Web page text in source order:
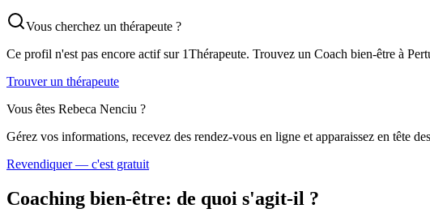
Vous cherchez un thérapeute ?
Ce profil n'est pas encore actif sur 1Thérapeute. Trouvez un Coach bien-être à
Trouver un thérapeute
Vous êtes Rebeca Nenciu ?
Gérez vos informations, recevez des rendez-vous en ligne et apparaissez en tête
Revendiquer — c'est gratuit
Coaching bien-être: de quoi s'agit-il ?